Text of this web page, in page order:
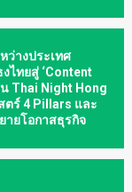
ว่างประเทศ
ไทยสู่ ‘Content
น Thai Night Hong
ตร์ 4 Pillars และ
ายโอกาสธุรกิจ